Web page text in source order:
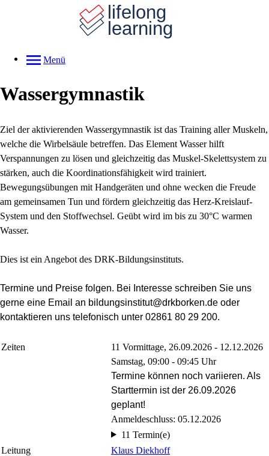
Menü
Wassergymnastik
Ziel der aktivierenden Wassergymnastik ist das Training aller Muskeln,
welche die Wirbelsäule betreffen. Das Element Wasser hilft
Verspannungen zu lösen und gleichzeitig das Muskel-Skelettsystem zu
stärken, auch die Koordinationsfähigkeit wird trainiert.
Bewegungsübungen mit Handgeräten und ohne wecken die Freude
am gemeinsamen Tun und fördern gleichzeitig das Herz-Kreislauf-
System und den Stoffwechsel. Geübt wird im bis zu 30°C warmen
Wasser.
Dies ist ein Angebot des DRK-Bildungsinstituts.
Termine und Preise folgen. Bei Interesse schreiben Sie uns
gerne eine Email an bildungsinstitut@drkborken.de oder
kontaktieren uns telefonisch unter 02861 80 29 200.
Zeiten
11 Vormittage, 26.09.2026 - 12.12.2026
Samstag, 09:00 - 09:45 Uhr
Termine können noch variieren. Als
Starttermin ist der 26.09.2026
geplant!
Anmeldeschluss: 05.12.2026
11 Termin(e)
Leitung
Klaus Diekhoff